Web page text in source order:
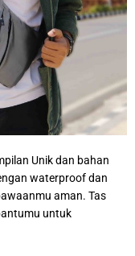
Unik dan bahan
waterproof dan
aman. Tas
untuk